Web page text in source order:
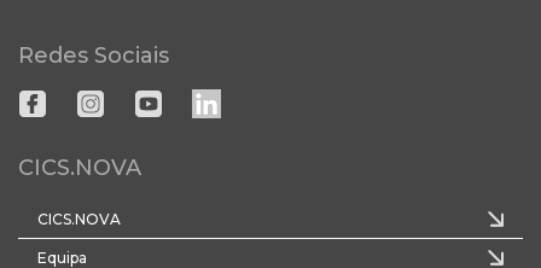
Redes Sociais
CICS.NOVA
CICS.NOVA
Equipa